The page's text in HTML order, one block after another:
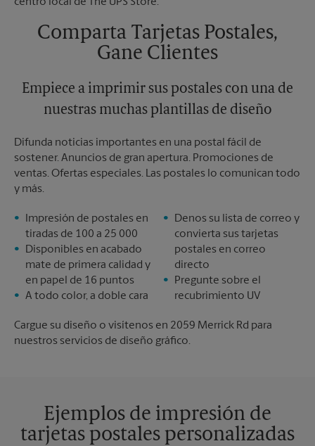
Sábado
Sin Recolección
Lunes
6:30 PM
6:30 PM
Comparta Tarjetas Postales,
Gane Clientes
Empiece a imprimir sus postales con una de
nuestras muchas plantillas de diseño
Difunda noticias importantes en una postal fácil de
sostener. Anuncios de gran apertura. Promociones de
ventas. Ofertas especiales. Las postales lo comunican todo
y más.
Impresión de postales en
tiradas de 100 a 25 000
Disponibles en acabado
mate de primera calidad y
en papel de 16 puntos
A todo color, a doble cara
Denos su lista de correo y
convierta sus tarjetas
postales en correo
directo
Pregunte sobre el
recubrimiento UV
Cargue su diseño o visítenos en 2059 Merrick Rd para
nuestros servicios de diseño gráfico.
Ejemplos de impresión de
tarjetas postales personalizadas